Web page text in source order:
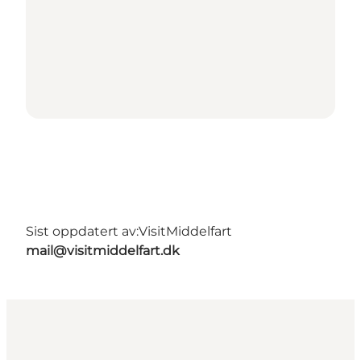
Sist oppdatert av:VisitMiddelfart
mail@visitmiddelfart.dk